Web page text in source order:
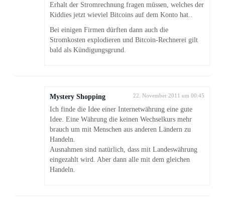
Erhalt der Stromrechnung fragen müssen, welches der
Kiddies jetzt wieviel Bitcoins auf dem Konto hat..
Bei einigen Firmen dürften dann auch die
Stromkosten explodieren und Bitcoin-Rechnerei gilt
bald als Kündigungsgrund.
Mystery Shopping 22. November 2011 um 00:45
Ich finde die Idee einer Internetwährung eine gute
Idee. Eine Währung die keinen Wechselkurs mehr
brauch um mit Menschen aus anderen Ländern zu
Handeln.
Ausnahmen sind natürlich, dass mit Landeswährung
eingezahlt wird. Aber dann alle mit dem gleichen
Handeln.